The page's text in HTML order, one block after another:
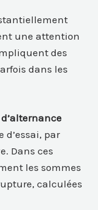
une attention
des
dans les
par
Dans ces
les sommes
calculées